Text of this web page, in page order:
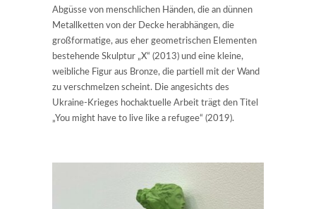
Abgüsse von menschlichen Händen, die an dünnen
Metallketten von der Decke herabhängen, die
großformatige, aus eher geometrischen Elementen
bestehende Skulptur „X“ (2013) und eine kleine,
weibliche Figur aus Bronze, die partiell mit der Wand
zu verschmelzen scheint. Die angesichts des
Ukraine-Krieges hochaktuelle Arbeit trägt den Titel
„You might have to live like a refugee“ (2019).